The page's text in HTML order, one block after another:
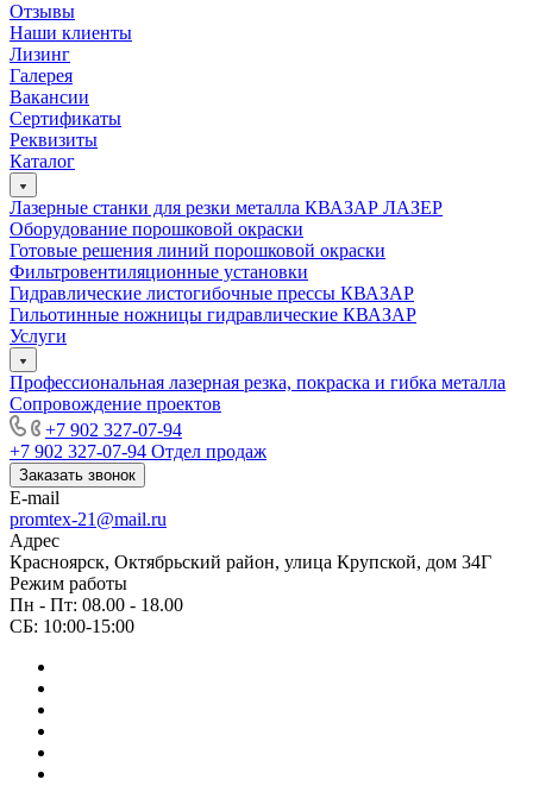
Отзывы
Наши клиенты
Лизинг
Галерея
Вакансии
Сертификаты
Реквизиты
Каталог
Лазерные станки для резки металла КВАЗАР ЛАЗЕР
Оборудование порошковой окраски
Готовые решения линий порошковой окраски
Фильтровентиляционные установки
Гидравлические листогибочные прессы КВАЗАР
Гильотинные ножницы гидравлические КВАЗАР
Услуги
Профессиональная лазерная резка, покраска и гибка металла
Сопровождение проектов
+7 902 327-07-94
+7 902 327-07-94 Отдел продаж
Заказать звонок
E-mail
promtex-21@mail.ru
Адрес
Красноярск, Октябрьский район, улица Крупской, дом 34Г
Режим работы
Пн - Пт: 08.00 - 18.00
СБ: 10:00-15:00